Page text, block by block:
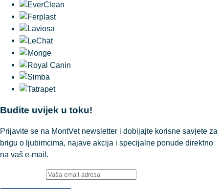
Budite uvijek u toku!
Prijavite se na MontVet newsletter i dobijajte korisne savjete za
brigu o ljubimcima, najave akcija i specijalne ponude direktno
na vaš e-mail.